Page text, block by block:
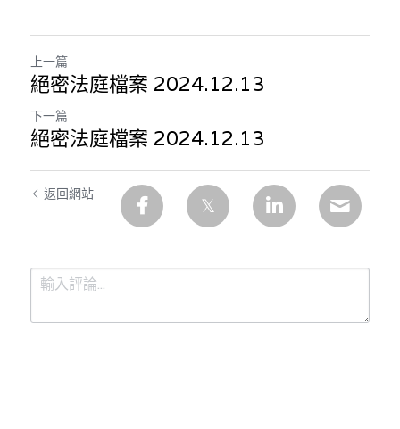
上一篇
絕密法庭檔案 2024.12.13
下一篇
絕密法庭檔案 2024.12.13
返回網站